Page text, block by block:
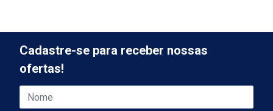
Cadastre-se para receber nossas
ofertas!